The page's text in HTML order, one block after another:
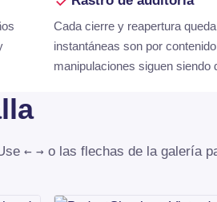
Cada cierre y reapertura
instantáneas son por
manipulaciones siguen siendo
← → o las flechas de la galería